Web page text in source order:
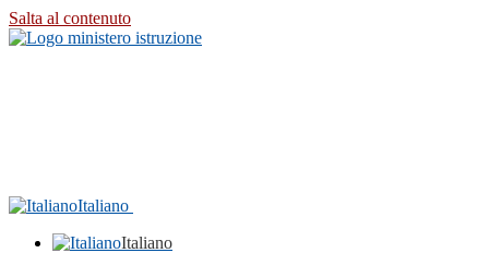
Salta al contenuto
Italiano
Italiano